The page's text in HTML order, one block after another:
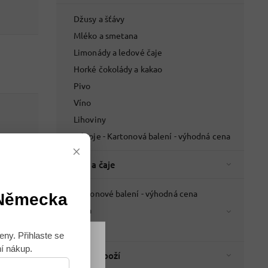
Souhlasím
Džusy a šťávy
Mléko a smetana
Limonády a ledové čaje
Horké čokolády a kakao
Pivo
Víno
Lihoviny
Nápoje - Kartonová balení - výhodná cena
Káva a čaje
Kartonové balení - výhodná cena
Káva
Italské zboží
×
Přihlaste se
nákup.